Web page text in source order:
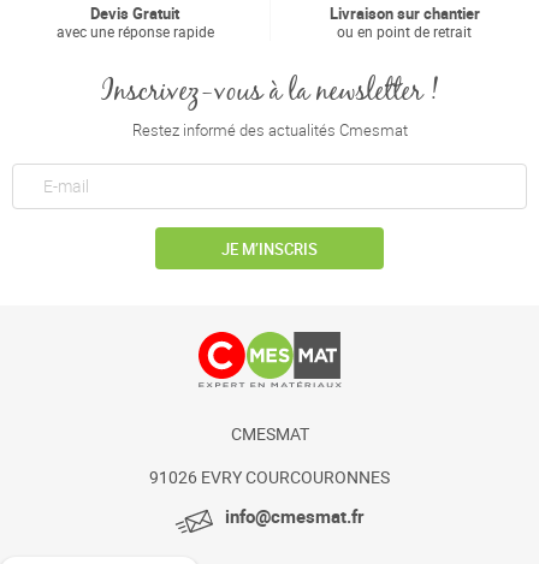
Devis Gratuit
avec une réponse rapide
Livraison sur chantier
ou en point de retrait
Inscrivez-vous à la newsletter !
Restez informé des actualités Cmesmat
JE M’INSCRIS
CMESMAT
91026 EVRY COURCOURONNES
info@cmesmat.fr